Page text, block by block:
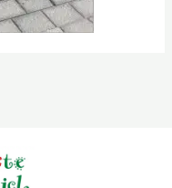
Necesarias